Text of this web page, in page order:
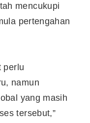
mencukupi
pertengahan
perlu
namun
yang masih
tersebut,”